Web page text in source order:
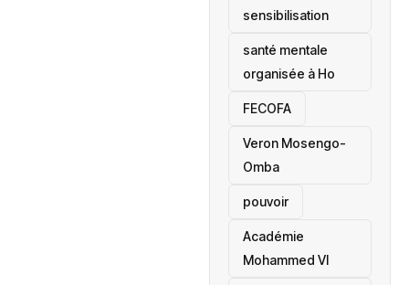
sensibilisation
santé mentale
organisée à Ho
‎FECOFA
Veron Mosengo-
Omba
pouvoir
Académie
Mohammed VI